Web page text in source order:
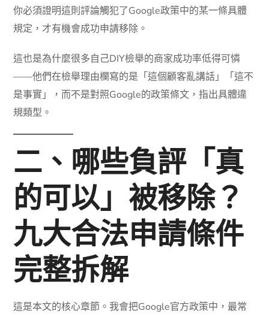
你必須證明這則評論觸犯了Google政策中的某一條具體
規定，才有機會成功申請移除。
這也是為什麼很多自己DIY檢舉的商家成功率低得可憐
——他們在檢舉理由欄寫的是「這個顧客亂講話」「這不
是事實」，而不是對照Google的政策條文，指出具體違
規類型。
二、哪些負評「真
的可以」被移除？
九大合法申請條件
完整拆解
這是本文的核心章節。我會把Google官方政策中，最常